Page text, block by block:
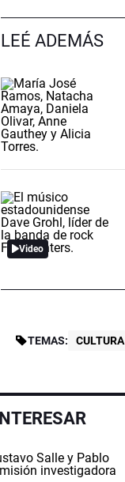
LEÉ ADEMÁS
Video
TEMAS: CULTURA